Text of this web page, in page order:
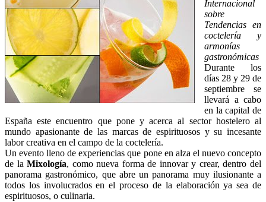
Internacional
sobre
Tendencias en
coctelería y
armonías
gastronómicas
Durante los
días 28 y 29 de
septiembre se
llevará a cabo
en la capital de
España este encuentro que pone y acerca al sector hostelero al
mundo apasionante de las marcas de espirituosos y su incesante
labor creativa en el campo de la coctelería.
Un evento lleno de experiencias que pone en alza el nuevo concepto
de la Mixología, como nueva forma de innovar y crear, dentro del
panorama gastronómico, que abre un panorama muy ilusionante a
todos los involucrados en el proceso de la elaboración ya sea de
espirituosos, o culinaria.